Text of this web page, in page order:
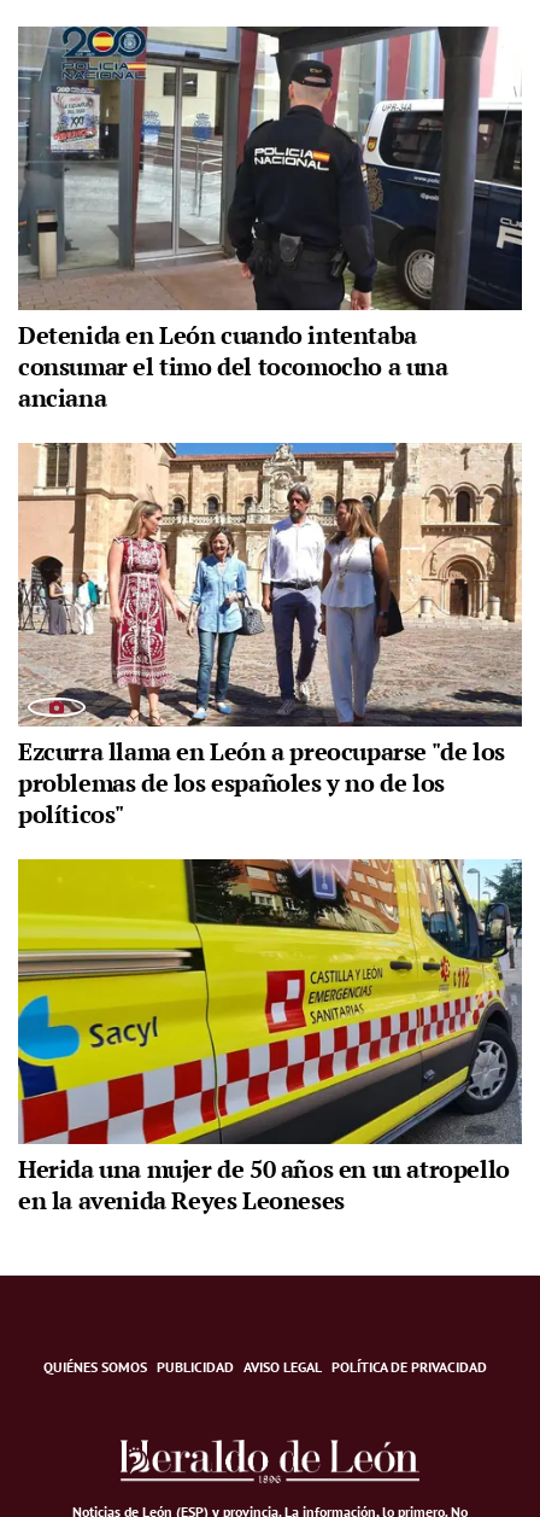
Detenida en León cuando intentaba
consumar el timo del tocomocho a una
anciana
Ezcurra llama en León a preocuparse "de los
problemas de los españoles y no de los
políticos"
Herida una mujer de 50 años en un atropello
en la avenida Reyes Leoneses
QUIÉNES SOMOS PUBLICIDAD AVISO LEGAL POLÍTICA DE PRIVACIDAD
Noticias de León (ESP) y provincia. La información, lo primero.No